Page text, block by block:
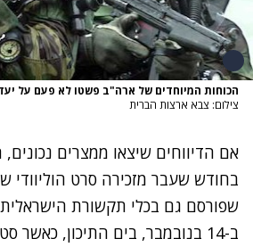
הכוחות המיוחדים של ארה"ב פשטו לא פעם על
צילום: צבא ארצות הברית
אם הדיווחים שיצאו ממצרים
בחודש שעבר מזכירה סרט
שפורסם גם בכלי תקשורת
ב-14 בנובמבר, בים התיכון, כאשר